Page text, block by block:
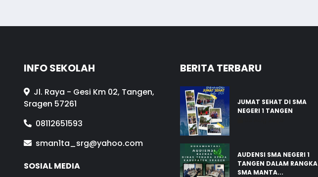
INFO SEKOLAH
Jl. Raya - Gesi Km 02, Tangen,
Sragen 57261
08112651593
sman1ta_srg@yahoo.com
SOSIAL MEDIA
BERITA TERBARU
JUMAT SEHAT DI SMA
NEGERI 1 TANGEN
AUDENSI SMA NEGERI 1
TANGEN DALAM RANGKA
SMA MANTA...